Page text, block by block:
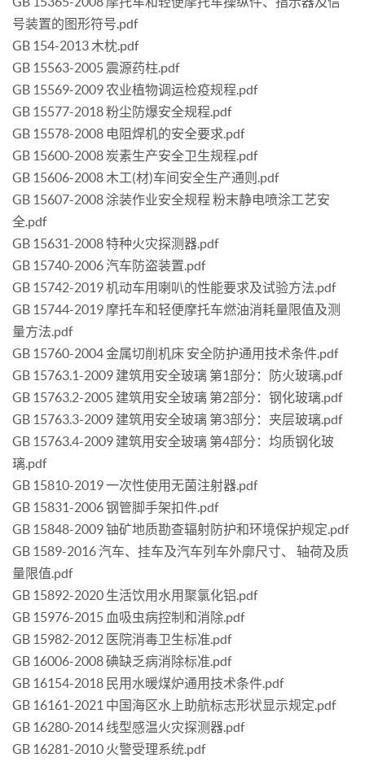
号装置的图形符号.pdf
GB 154-2013 木枕.pdf
GB 15563-2005 震源药柱.pdf
GB 15569-2009 农业植物调运检疫规程.pdf
GB 15577-2018 粉尘防爆安全规程.pdf
GB 15578-2008 电阻焊机的安全要求.pdf
GB 15600-2008 炭素生产安全卫生规程.pdf
GB 15606-2008 木工(材)车间安全生产通则.pdf
GB 15607-2008 涂装作业安全规程 粉末静电喷涂工艺安
全.pdf
GB 15631-2008 特种火灾探测器.pdf
GB 15740-2006 汽车防盗装置.pdf
GB 15742-2019 机动车用喇叭的性能要求及试验方法.pdf
GB 15744-2019 摩托车和轻便摩托车燃油消耗量限值及测
量方法.pdf
GB 15760-2004 金属切削机床 安全防护通用技术条件.pdf
GB 15763.1-2009 建筑用安全玻璃 第1部分：防火玻璃.pdf
GB 15763.2-2005 建筑用安全玻璃 第2部分：钢化玻璃.pdf
GB 15763.3-2009 建筑用安全玻璃 第3部分：夹层玻璃.pdf
GB 15763.4-2009 建筑用安全玻璃 第4部分：均质钢化玻
璃.pdf
GB 15810-2019 一次性使用无菌注射器.pdf
GB 15831-2006 钢管脚手架扣件.pdf
GB 15848-2009 铀矿地质勘查辐射防护和环境保护规定.pdf
GB 1589-2016 汽车、挂车及汽车列车外廓尺寸、 轴荷及质
量限值.pdf
GB 15892-2020 生活饮用水用聚氯化铝.pdf
GB 15976-2015 血吸虫病控制和消除.pdf
GB 15982-2012 医院消毒卫生标准.pdf
GB 16006-2008 碘缺乏病消除标准.pdf
GB 16154-2018 民用水暖煤炉通用技术条件.pdf
GB 16161-2021 中国海区水上助航标志形状显示规定.pdf
GB 16280-2014 线型感温火灾探测器.pdf
GB 16281-2010 火警受理系统.pdf